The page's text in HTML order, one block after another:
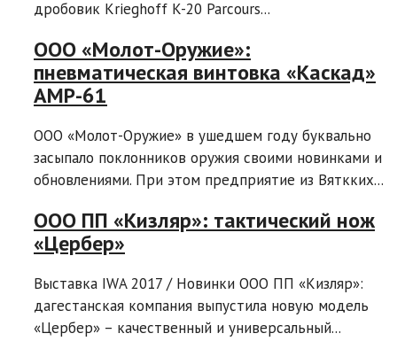
дробовик Krieghoff K-20 Parcours...
ООО «Молот-Оружие»:
пневматическая винтовка «Каскад»
AMP-61
ООО «Молот-Оружие» в ушедшем году буквально
засыпало поклонников оружия своими новинками и
обновлениями. При этом предприятие из Вяткких...
ООО ПП «Кизляр»: тактический нож
«Цербер»
Выставка IWA 2017 / Новинки ООО ПП «Кизляр»:
дагестанская компания выпустила новую модель
«Цербер» – качественный и универсальный...